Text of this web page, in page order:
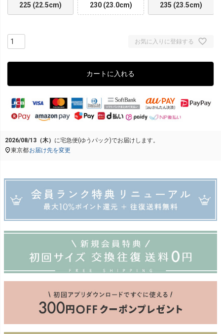
225 (22.5cm)
230 (23.0cm) 235 (23.5cm)
お気に入りに登録する
カートに入れる
2026/08/13（木） に宅急便(ゆうパック)でお届けします。
東京都お届け先を変更